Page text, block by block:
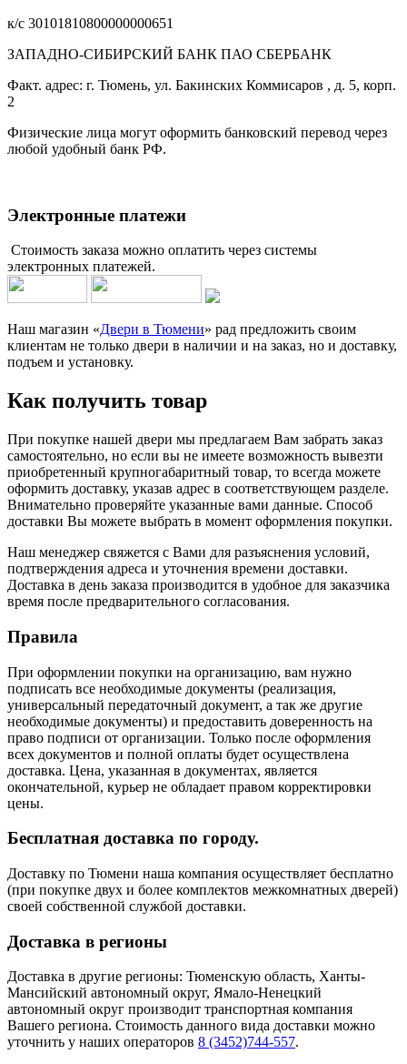
к/с 30101810800000000651
ЗАПАДНО-СИБИРСКИЙ БАНК ПАО СБЕРБАНК
Факт. адрес: г. Тюмень, ул. Бакинских Коммисаров , д. 5, корп.
2
Физические лица могут оформить банковский перевод через
любой удобный банк РФ.
Электронные платежи
Стоимость заказа можно оплатить через системы
электронных платежей.
Наш магазин «Двери в Тюмени» рад предложить своим
клиентам не только двери в наличии и на заказ, но и доставку,
подъем и установку.
Как получить товар
При покупке нашей двери мы предлагаем Вам забрать заказ
самостоятельно, но если вы не имеете возможность вывезти
приобретенный крупногабаритный товар, то всегда можете
оформить доставку, указав адрес в соответствующем разделе.
Внимательно проверяйте указанные вами данные. Способ
доставки Вы можете выбрать в момент оформления покупки.
Наш менеджер свяжется с Вами для разъяснения условий,
подтверждения адреса и уточнения времени доставки.
Доставка в день заказа производится в удобное для заказчика
время после предварительного согласования.
Правила
При оформлении покупки на организацию, вам нужно
подписать все необходимые документы (реализация,
универсальный передаточный документ, а так же другие
необходимые документы) и предоставить доверенность на
право подписи от организации. Только после оформления
всех документов и полной оплаты будет осуществлена
доставка. Цена, указанная в документах, является
окончательной, курьер не обладает правом корректировки
цены.
Бесплатная доставка по городу.
Доставку по Тюмени наша компания осуществляет бесплатно
(при покупке двух и более комплектов межкомнатных дверей)
своей собственной службой доставки.
Доставка в регионы
Доставка в другие регионы: Тюменскую область, Ханты-
Мансийский автономный округ, Ямало-Ненецкий
автономный округ производит транспортная компания
Вашего региона. Стоимость данного вида доставки можно
уточнить у наших операторов 8 (3452)744-557.